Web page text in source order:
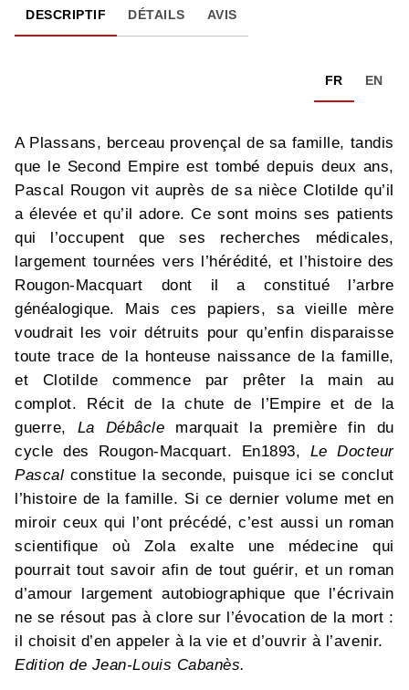
DESCRIPTIF DÉTAILS AVIS
FR EN
A Plassans, berceau provençal de sa famille, tandis
que le Second Empire est tombé depuis deux ans,
Pascal Rougon vit auprès de sa nièce Clotilde qu’il
a élevée et qu’il adore. Ce sont moins ses patients
qui l’occupent que ses recherches médicales,
largement tournées vers l’hérédité, et l’histoire des
Rougon-Macquart dont il a constitué l’arbre
généalogique. Mais ces papiers, sa vieille mère
voudrait les voir détruits pour qu’enfin disparaisse
toute trace de la honteuse naissance de la famille,
et Clotilde commence par prêter la main au
complot. Récit de la chute de l’Empire et de la
guerre, La Débâcle marquait la première fin du
cycle des Rougon-Macquart. En1893, Le Docteur
Pascal constitue la seconde, puisque ici se conclut
l’histoire de la famille. Si ce dernier volume met en
miroir ceux qui l’ont précédé, c’est aussi un roman
scientifique où Zola exalte une médecine qui
pourrait tout savoir afin de tout guérir, et un roman
d’amour largement autobiographique que l’écrivain
ne se résout pas à clore sur l’évocation de la mort :
il choisit d’en appeler à la vie et d’ouvrir à l’avenir.
Edition de Jean-Louis Cabanès.